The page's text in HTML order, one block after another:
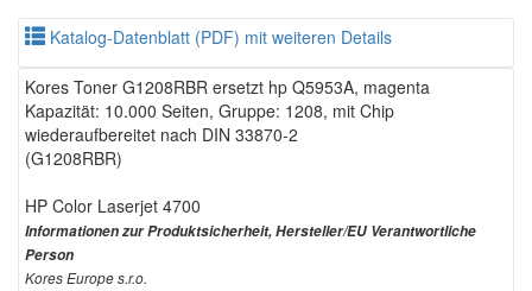
Katalog-Datenblatt (PDF) mit weiteren Details
Kores Toner G1208RBR ersetzt hp Q5953A, magenta
Kapazität: 10.000 Seiten, Gruppe: 1208, mit Chip
wiederaufbereitet nach DIN 33870-2
(G1208RBR)
HP Color Laserjet 4700
Informationen zur Produktsicherheit, Hersteller/EU Verantwortliche
Person
Kores Europe s.r.o.